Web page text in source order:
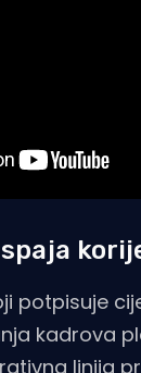
spaja
potpisuje
kadrova
linija